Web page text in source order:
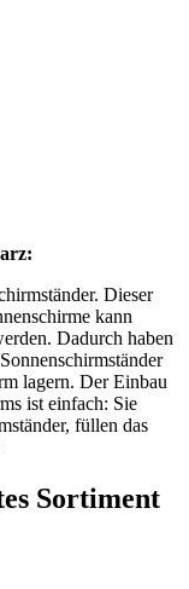
Dieser
kann
Dadurch haben
lagern. Der Einbau
ist einfach: Sie
füllen das
Sortiment